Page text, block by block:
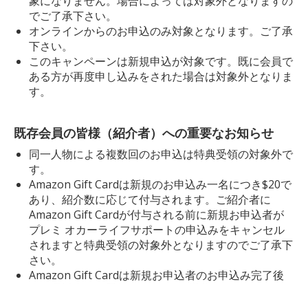
でご了承下さい。
オンラインからのお申込のみ対象となります。ご了承
下さい。
このキャンペーンは新規申込が対象です。既に会員で
ある方が再度申し込みをされた場合は対象外となりま
す。
既存会員の皆様（紹介者）への重要なお知らせ
同一人物による複数回のお申込は特典受領の対象外で
す。
Amazon Gift Cardは新規のお申込み⼀名につき$20で
あり、紹介数に応じて付与されます。ご紹介者に
Amazon Gift Cardが付与される前に新規お申込者が
プレミ オカーライフサポートの申込みをキャンセル
されますと特典受領の対象外となりますのでご了承下
さい。
Amazon Gift Cardは新規お申込者のお申込み完了後